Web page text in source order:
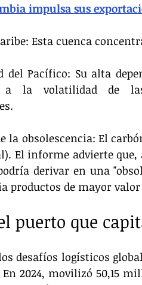
impulsa sus
Esta cuenca
del Pacífico: Su alta
la volatilidad de
la obsolescencia: El
El informe advierte
derivar en una
productos de mayor valor
puerto que
desafíos logísticos
2024, movilizó 50,15